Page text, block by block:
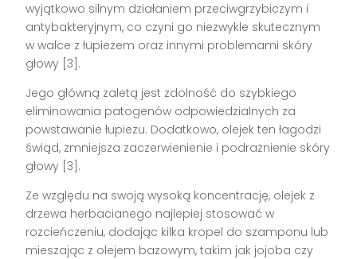
wyjątkowo silnym działaniem przeciwgrzybiczym i
antybakteryjnym, co czyni go niezwykle skutecznym
w walce z łupieżem oraz innymi problemami skóry
głowy [3].
Jego główną zaletą jest zdolność do szybkiego
eliminowania patogenów odpowiedzialnych za
powstawanie łupieżu. Dodatkowo, olejek ten łagodzi
świąd, zmniejsza zaczerwienienie i podrażnienie skóry
głowy [3].
Ze względu na swoją wysoką koncentrację, olejek z
drzewa herbacianego najlepiej stosować w
rozcieńczeniu, dodając kilka kropel do szamponu lub
mieszając z olejem bazowym, takim jak jojoba czy